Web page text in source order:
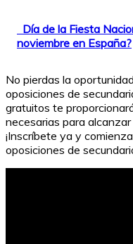
Día de la Fiesta
noviembre en España?
No pierdas la
oposiciones de
gratuitos te
necesarias para
¡Inscríbete ya y
oposiciones de